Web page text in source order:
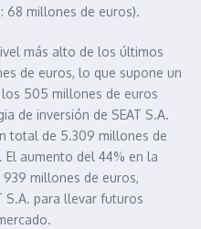
68 millones de euros).
más alto de los últimos
de euros, lo que supone un
505 millones de euros
de inversión de SEAT S.A.
total de 5.309 millones de
aumento del 44% en la
millones de euros,
S.A. para llevar futuros